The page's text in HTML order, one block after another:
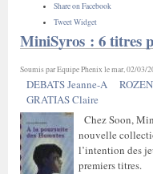
Share on Facebook
Tweet Widget
MiniSyros : 6 titres
Soumis parEquipe Phenixle mar, 02/03/
DEBATS Jeanne-A
GRATIAS Claire
Chez Soon,
nouvelle
l’intention des
premiers titres.